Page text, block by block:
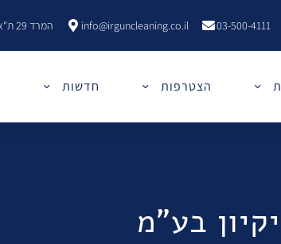
03-500-4111
info@irguncleaning.co.il המרד 29 ת"א 6812511
הצטרפות חדשות
בע"מ